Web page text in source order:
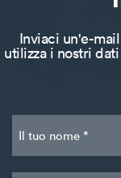
Inviaci un'e-
utilizza i nostri